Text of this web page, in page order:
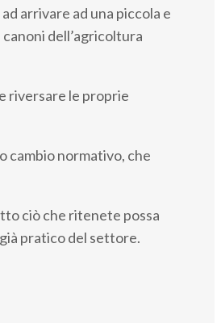
arrivare ad una piccola e
dell’agricoltura
riversare le proprie
cambio normativo, che
ciò che ritenete possa
pratico del settore.